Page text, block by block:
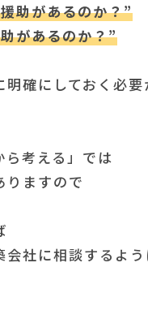
助があるのか？”
があるのか？”
確にしておく必要
ら考える」では
りますので
会社に相談するよう